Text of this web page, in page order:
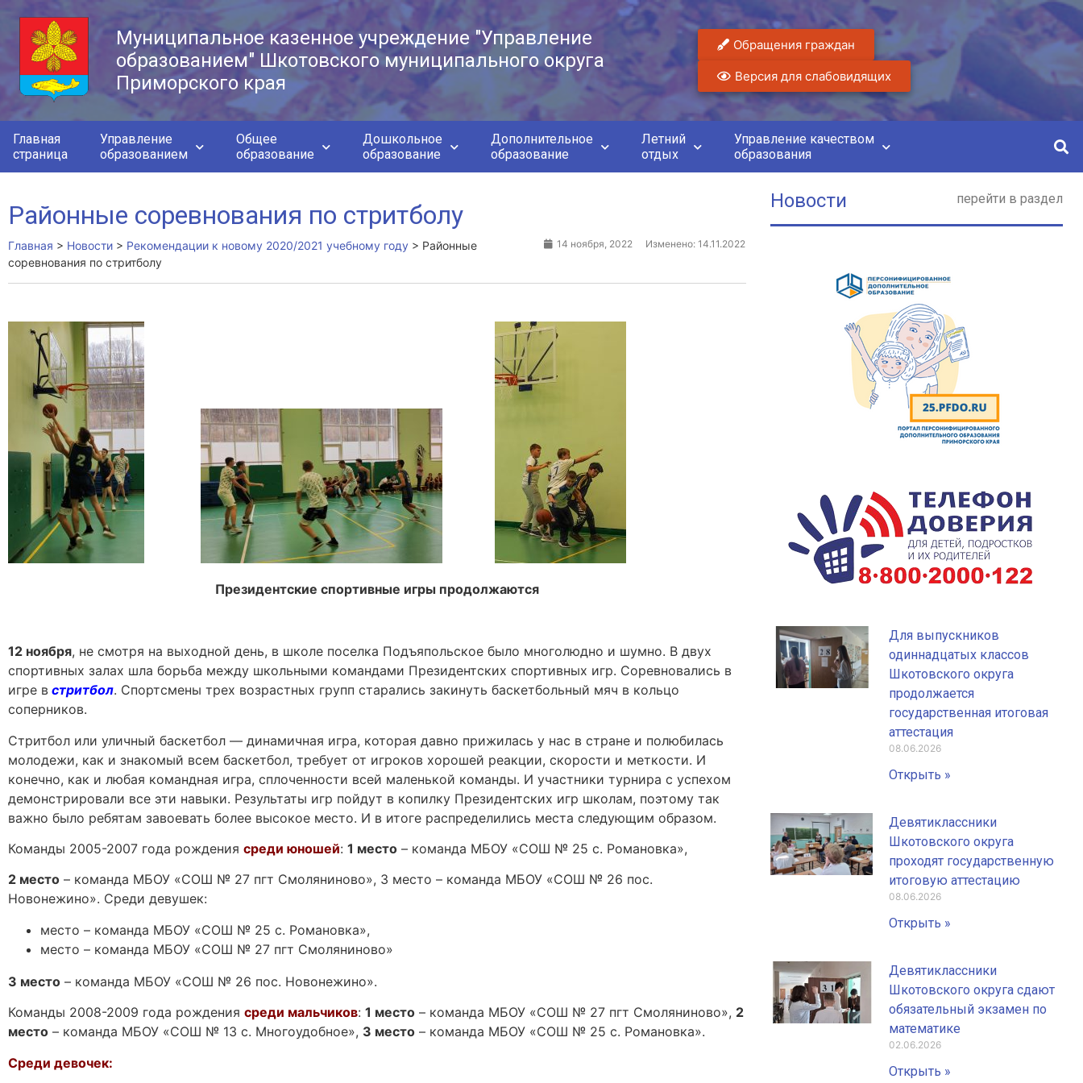
Муниципальное казенное учреждение "Управление
образованием" Шкотовского муниципального округа
Приморского края
Обращения граждан
Версия для слабовидящих
Главная
страница
Управление
образованием
Общее
образование
Дошкольное
образование
Дополнительное
образование
Летний
отдых
Управление качеством
образования
Районные соревнования по стритболу
Главная > Новости > Рекомендации к новому 2020/2021 учебному году > Районные
соревнования по стритболу
14 ноября, 2022 Изменено: 14.11.2022
Президентские спортивные игры продолжаются
12 ноября, не смотря на выходной день, в школе поселка Подъяпольское было многолюдно и шумно. В двух
спортивных залах шла борьба между школьными командами Президентских спортивных игр. Соревновались в
игре в стритбол. Спортсмены трех возрастных групп старались закинуть баскетбольный мяч в кольцо
соперников.
Стритбол или уличный баскетбол — динамичная игра, которая давно прижилась у нас в стране и полюбилась
молодежи, как и знакомый всем баскетбол, требует от игроков хорошей реакции, скорости и меткости. И
конечно, как и любая командная игра, сплоченности всей маленькой команды. И участники турнира с успехом
демонстрировали все эти навыки. Результаты игр пойдут в копилку Президентских игр школам, поэтому так
важно было ребятам завоевать более высокое место. И в итоге распределились места следующим образом.
Команды 2005-2007 года рождения среди юношей: 1 место – команда МБОУ «СОШ № 25 с. Романовка»,
2 место – команда МБОУ «СОШ № 27 пгт Смоляниново», 3 место – команда МБОУ «СОШ № 26 пос.
Новонежино». Среди девушек:
место – команда МБОУ «СОШ № 25 с. Романовка»,
место – команда МБОУ «СОШ № 27 пгт Смоляниново»
3 место – команда МБОУ «СОШ № 26 пос. Новонежино».
Команды 2008-2009 года рождения среди мальчиков: 1 место – команда МБОУ «СОШ № 27 пгт Смоляниново», 2
место – команда МБОУ «СОШ № 13 с. Многоудобное», 3 место – команда МБОУ «СОШ № 25 с. Романовка».
Среди девочек:
Новости перейти в раздел
Для выпускников
одиннадцатых классов
Шкотовского округа
продолжается
государственная итоговая
аттестация
08.06.2026
Открыть »
Девятиклассники
Шкотовского округа
проходят государственную
итоговую аттестацию
08.06.2026
Открыть »
Девятиклассники
Шкотовского округа сдают
обязательный экзамен по
математике
02.06.2026
Открыть »